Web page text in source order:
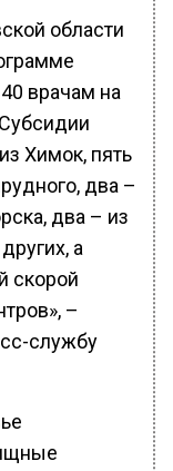
области
врачам на
Химок, пять
два –
два – из
а
скорой
–
службу